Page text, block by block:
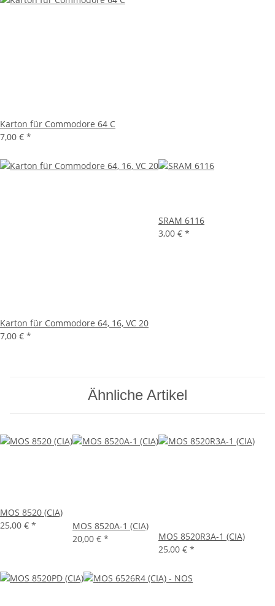
Karton für Commodore 64 C
7,00 € *
Karton für Commodore 64, 16, VC 20
7,00 € *
SRAM 6116
3,00 € *
Ähnliche Artikel
MOS 8520 (CIA)
25,00 € *
MOS 8520A-1 (CIA)
20,00 € *
MOS 8520R3A-1 (CIA)
25,00 € *